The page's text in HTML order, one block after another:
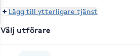
Lägg till ytterligare tjänst
Välj utförare